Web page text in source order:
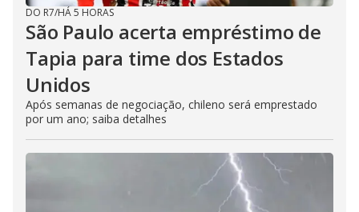
DO R7/HÁ 5 HORAS
São Paulo acerta empréstimo de
Tapia para time dos Estados
Unidos
Após semanas de negociação, chileno será emprestado
por um ano; saiba detalhes